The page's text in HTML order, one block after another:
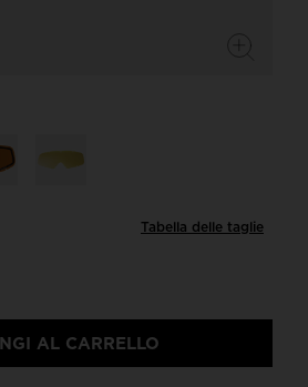
Tabella delle taglie
AL CARRELLO